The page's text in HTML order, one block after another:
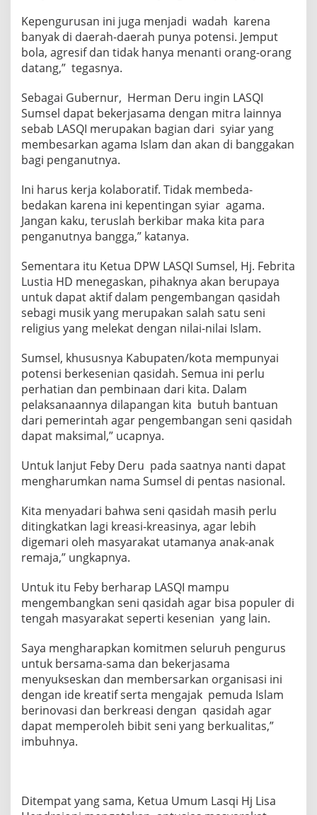
Kepengurusan ini juga menjadi wadah karena
banyak di daerah-daerah punya potensi. Jemput
bola, agresif dan tidak hanya menanti orang-orang
datang,” tegasnya.
Sebagai Gubernur, Herman Deru ingin LASQI
Sumsel dapat bekerjasama dengan mitra lainnya
sebab LASQI merupakan bagian dari syiar yang
membesarkan agama Islam dan akan di banggakan
bagi penganutnya.
Ini harus kerja kolaboratif. Tidak membeda-
bedakan karena ini kepentingan syiar agama.
Jangan kaku, teruslah berkibar maka kita para
penganutnya bangga,” katanya.
Sementara itu Ketua DPW LASQI Sumsel, Hj. Febrita
Lustia HD menegaskan, pihaknya akan berupaya
untuk dapat aktif dalam pengembangan qasidah
sebagi musik yang merupakan salah satu seni
religius yang melekat dengan nilai-nilai Islam.
Sumsel, khususnya Kabupaten/kota mempunyai
potensi berkesenian qasidah. Semua ini perlu
perhatian dan pembinaan dari kita. Dalam
pelaksanaannya dilapangan kita butuh bantuan
dari pemerintah agar pengembangan seni qasidah
dapat maksimal,” ucapnya.
Untuk lanjut Feby Deru pada saatnya nanti dapat
mengharumkan nama Sumsel di pentas nasional.
Kita menyadari bahwa seni qasidah masih perlu
ditingkatkan lagi kreasi-kreasinya, agar lebih
digemari oleh masyarakat utamanya anak-anak
remaja,” ungkapnya.
Untuk itu Feby berharap LASQI mampu
mengembangkan seni qasidah agar bisa populer di
tengah masyarakat seperti kesenian yang lain.
Saya mengharapkan komitmen seluruh pengurus
untuk bersama-sama dan bekerjasama
menyukseskan dan membersarkan organisasi ini
dengan ide kreatif serta mengajak pemuda Islam
berinovasi dan berkreasi dengan qasidah agar
dapat memperoleh bibit seni yang berkualitas,”
imbuhnya.
Ditempat yang sama, Ketua Umum Lasqi Hj Lisa